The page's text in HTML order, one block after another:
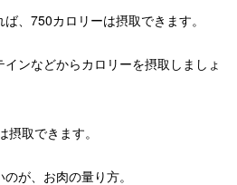
、750カロリーは摂取できます。
ンなどからカロリーを摂取しましょ
取できます。
が、お肉の量り方。